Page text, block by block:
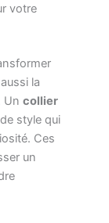
votre
la
Un collier
style qui
Ces
un